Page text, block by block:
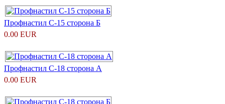
Профнастил С-15 сторона Б
0.00 EUR
Профнастил С-18 сторона А
0.00 EUR